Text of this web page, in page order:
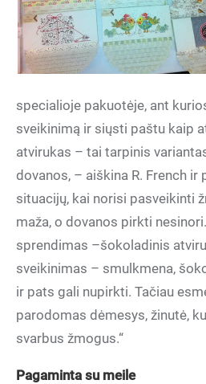
specialioje pakuotėje, ant
sveikinimą ir siųsti paštu kaip
atvirukas – tai tarpinis
dovanos, – aiškina R. French ir
situacijų, kai norisi pasveikinti
maža, o dovanos pirkti
sprendimas –šokoladinis
sveikinimas – smulkmena,
ir pats gali nupirkti. Tačiau
parodomas dėmesys, žinutė,
svarbus žmogus.“
Pagaminta su meile